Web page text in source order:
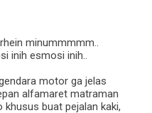
minummmmm..
inih esmosi inih..
motor ga jelas
alfamaret matraman
khusus buat pejalan kaki,